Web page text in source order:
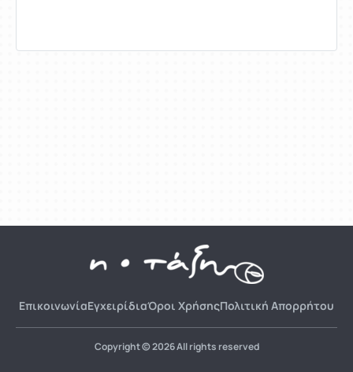
ΕπικοινωνίαΕγχειρίδιαΌροι ΧρήσηςΠολιτική Απορρήτου
Copyright © 2026 All rights reserved